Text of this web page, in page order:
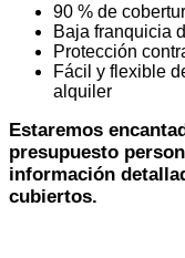
90 % de
Baja franquicia
Protección
Fácil y flexible
alquiler
Estaremos
presupuesto
información
cubiertos.